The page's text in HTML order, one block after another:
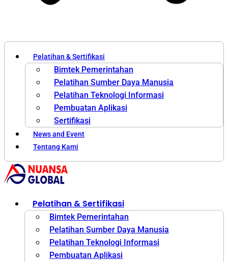
Pelatihan & Sertifikasi
Bimtek Pemerintahan
Pelatihan Sumber Daya Manusia
Pelatihan Teknologi Informasi
Pembuatan Aplikasi
Sertifikasi
News and Event
Tentang Kami
Pelatihan & Sertifikasi
Bimtek Pemerintahan
Pelatihan Sumber Daya Manusia
Pelatihan Teknologi Informasi
Pembuatan Aplikasi